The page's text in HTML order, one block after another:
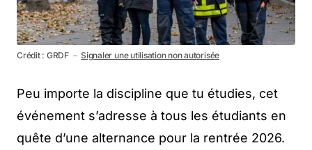
Crédit : GRDF －Signaler une utilisation non autorisée
Peu importe la discipline que tu étudies, cet
événement s’adresse à tous les étudiants en
quête d’une alternance pour la rentrée 2026.